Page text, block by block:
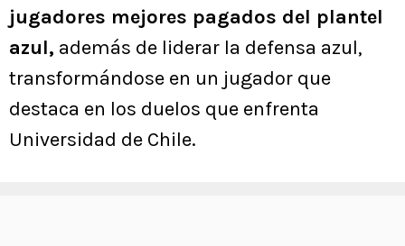
jugadores mejores pagados del plantel
azul, además de liderar la defensa azul,
transformándose en un jugador que
destaca en los duelos que enfrenta
Universidad de Chile.